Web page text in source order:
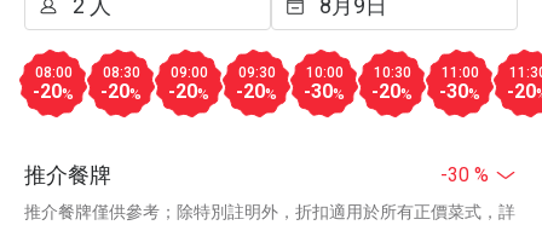
08:00
-20%
08:30
-20%
09:00
-20%
09:30
-20%
10:00
-30%
10:30
-20%
11:00
-30% -20
推介餐牌 -30 %
推介餐牌僅供參考；除特別註明外，折扣適用於所有正價菜式，詳